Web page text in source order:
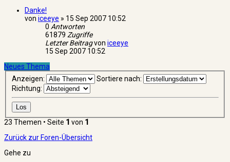
Danke!
von iceeye » 15 Sep 2007 10:52
0 Antworten
61879 Zugriffe
Letzter Beitragvon iceeye
15 Sep 2007 10:52
Neues Thema
Anzeigen:
Sortiere nach:
Richtung:
23 Themen • Seite 1 von 1
Zurück zur Foren-Übersicht
Gehe zu